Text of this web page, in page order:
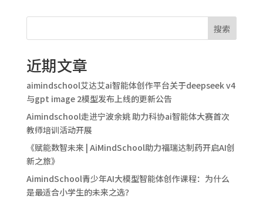
搜索
近期文章
aimindschool艾达艾ai智能体创作平台关于deepseek v4
与gpt image 2模型发布上线的更新公告
Aimindschool走进宁波余姚 助力科协ai智能体大赛首次
教师培训活动开展
《赋能数智未来 | AiMindSchool助力福瑞达制药开启AI创
新之旅》
AimindSchool青少年AI大模型智能体创作课程：为什么
是最适合小学生的未来之选？